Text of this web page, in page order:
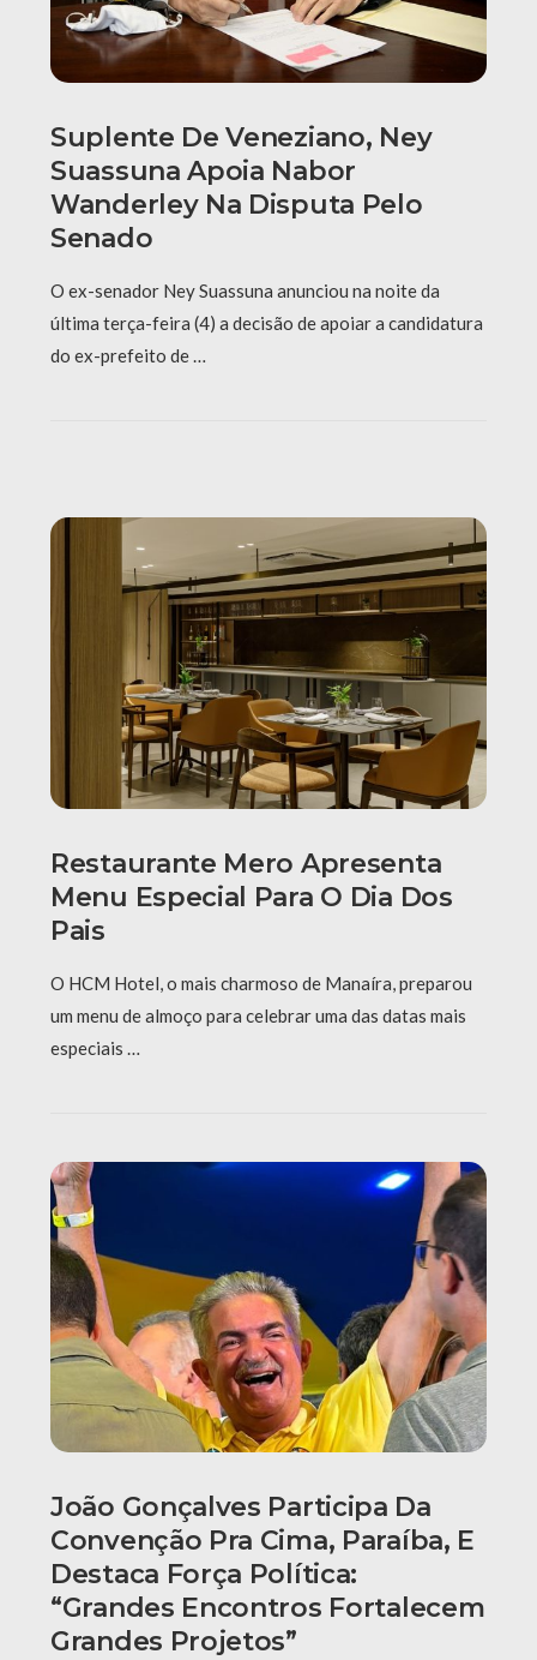
Suplente De Veneziano, Ney
Suassuna Apoia Nabor
Wanderley Na Disputa Pelo
Senado
O ex-senador Ney Suassuna anunciou na noite da
última terça-feira (4) a decisão de apoiar a candidatura
do ex-prefeito de …
Restaurante Mero Apresenta
Menu Especial Para O Dia Dos
Pais
O HCM Hotel, o mais charmoso de Manaíra, preparou
um menu de almoço para celebrar uma das datas mais
especiais …
João Gonçalves Participa Da
Convenção Pra Cima, Paraíba, E
Destaca Força Política:
“grandes Encontros Fortalecem
Grandes Projetos”